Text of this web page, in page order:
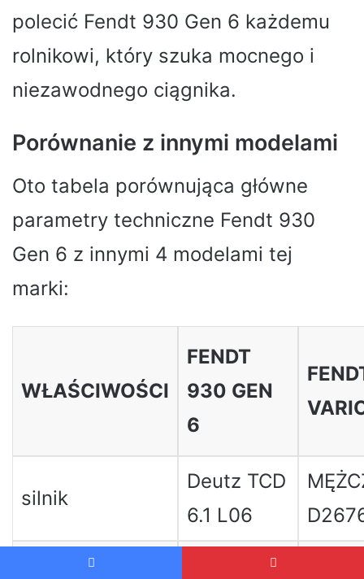
polecić Fendt 930 Gen 6 każdemu
rolnikowi, który szuka mocnego i
niezawodnego ciągnika.
Porównanie z innymi modelami
Oto tabela porównująca główne
parametry techniczne Fendt 930
Gen 6 z innymi 4 modelami tej
marki:
WŁAŚCIWOŚCI
FENDT
930 GEN
6
silnik
Deutz TCD
6.1 L06